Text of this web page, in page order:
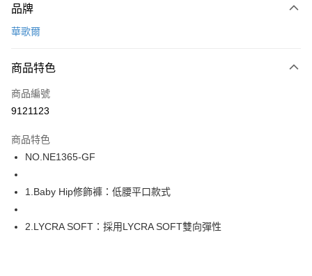
信用卡一次付款
LINE Pay
街口支付
運送方式
全家取貨付款
每筆NT$80，滿NT$1,000(含以上)免運費
付款後全家取貨
品牌
華歌爾
商品特色
商品編號
9121123
商品特色
NO.NE1365-GF
1.Baby Hip修飾褲：低腰平口款式
2.LYCRA SOFT：採用LYCRA SOFT雙向彈性